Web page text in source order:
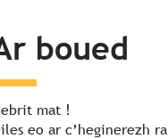
boued
mat !
eo ar c’heginerezh